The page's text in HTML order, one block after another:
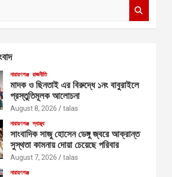
নারায়ণগঞ্জ রাজনীতি
মাদক ও ছিনতাই এর বিরুদ্ধে ১নং বাবুরাইলে
প্রস্তুতিমূলক আলোচনা
August 8, 2026 talas
নারায়ণগঞ্জ স্বাস্থ্য
সাংবাদিক সাজু হোসেন ডেঙ্গু জ্বরে আক্রান্ত
সুস্থতা কামনায় দোয়া চেয়েছে পরিবার
August 7, 2026 talas
নারায়ণগঞ্জ